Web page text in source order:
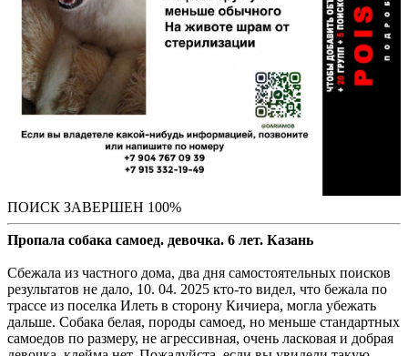
ПОИСК ЗАВЕРШЕН 100%
Пропала собака самоед. девочка. 6 лет. Казань
Сбежала из частного дома, два дня самостоятельных поисков
результатов не дало, 10. 04. 2025 кто-то видел, что бежала по
трассе из поселка Илеть в сторону Кичиера, могла убежать
дальше. Собака белая, породы самоед, но меньше стандартных
самоедов по размеру, не агрессивная, очень ласковая и добрая